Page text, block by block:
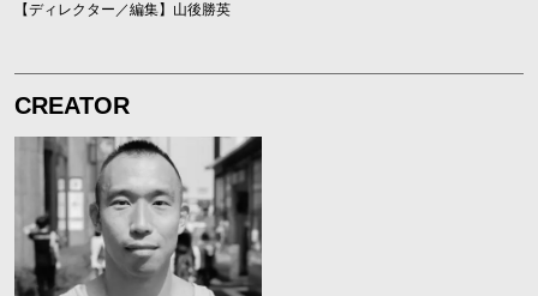
【ディレクター／編集】山後勝英
CREATOR